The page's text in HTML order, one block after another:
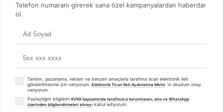
Telefon numaranı girerek sana özel kampanyalardan haberdar
ol.
Tanıtım, pazarlama, reklam ve benzeri amaçlarla tarafıma ticari elektronik ileti
gönderilmesine izin veriyorum. Elektronik Ticari İleti Aydınlatma Metni 'ni okudum onay
veriyorum.
Paylaştığım bilgilerin KVKK kapsamında tarafınızca korunmasını, sms ve WhatsApp
üzerinden bilgilendirmeleri almayı kabul ediyorum.